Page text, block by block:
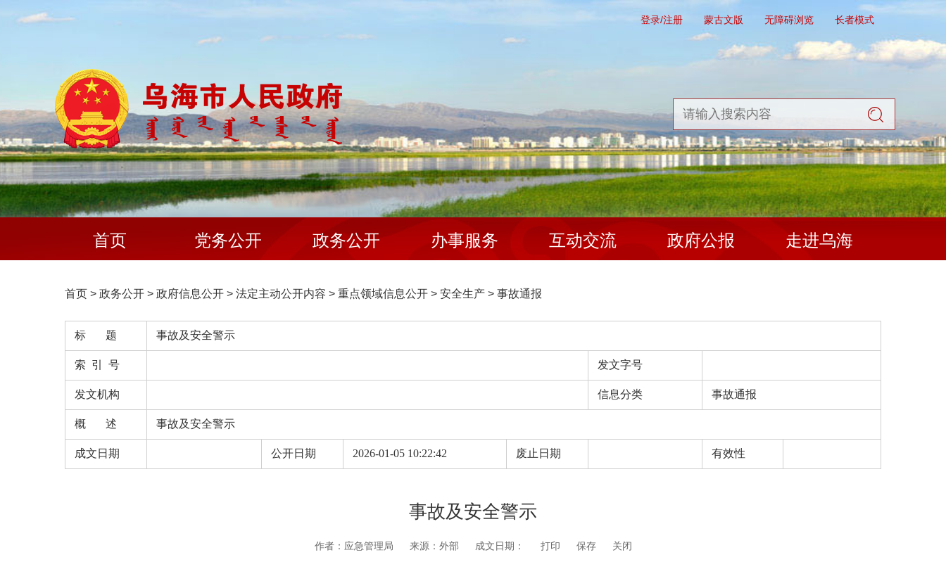
登录/注册 蒙古文版 无障碍浏览 长者模式
首页 党务公开 政务公开 办事服务 互动交流 政府公报 走进乌海
首页 > 政务公开 > 政府信息公开 > 法定主动公开内容 > 重点领域信息公开 > 安全生产 > 事故通报
标 题 事故及安全警示
索 引 号 发文字号
发文机构 信息分类 事故通报
概 述 事故及安全警示
成文日期 公开日期 2026-01-05 10:22:42 废止日期 有效性
事故及安全警示
作者：应急管理局 来源：外部 成文日期： 打印 保存 关闭